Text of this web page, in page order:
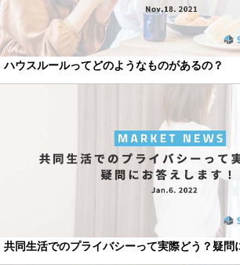
ハウスルールってどのようなものがあるの？
共同生活でのプライバシーって実際どう？疑問